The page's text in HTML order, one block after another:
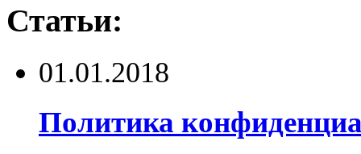
Статьи:
01.01.2018
Политика